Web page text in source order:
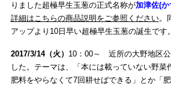
りました超極早生玉葱の正式名称が加津佐(か
詳細はこちらの商品説明をご参照ください。
アップより10日早い超極早生玉葱の誕生です。
2017/3/14（火） 10：00～ 近所の大野地区
した。テーマは、「本には載っていない野菜
肥料をやらなくて7回耕せばできる」とか「